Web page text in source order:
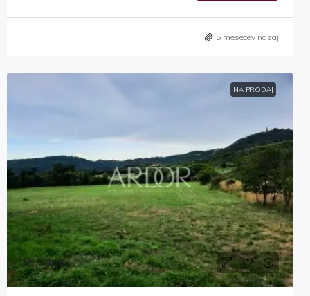
5 mesecev nazaj
NA PRODAJ
15,200€